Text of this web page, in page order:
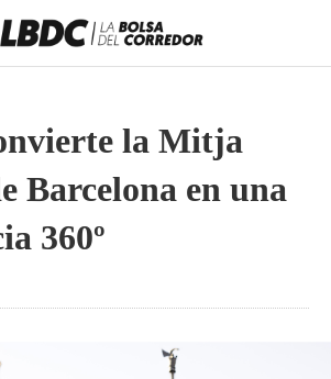
la Mitja
Barcelona en una
360º